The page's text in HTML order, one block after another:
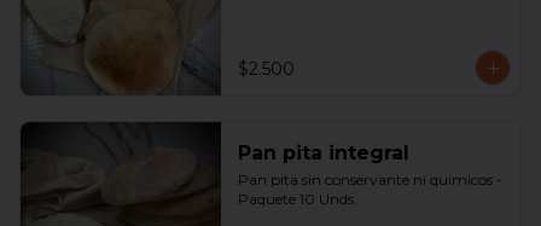
$2.500
Pan pita integral
Pan pita sin conservante ni químicos -
Paquete 10 Unds.